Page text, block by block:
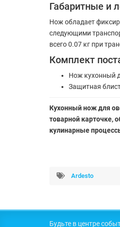
Габаритные и
Нож обладает
следующими
всего 0.07 кг при
Комплект
Нож кухонный
Защитная
Кухонный нож для
товарной карточке,
кулинарные
Ardesto
Будьте в центре